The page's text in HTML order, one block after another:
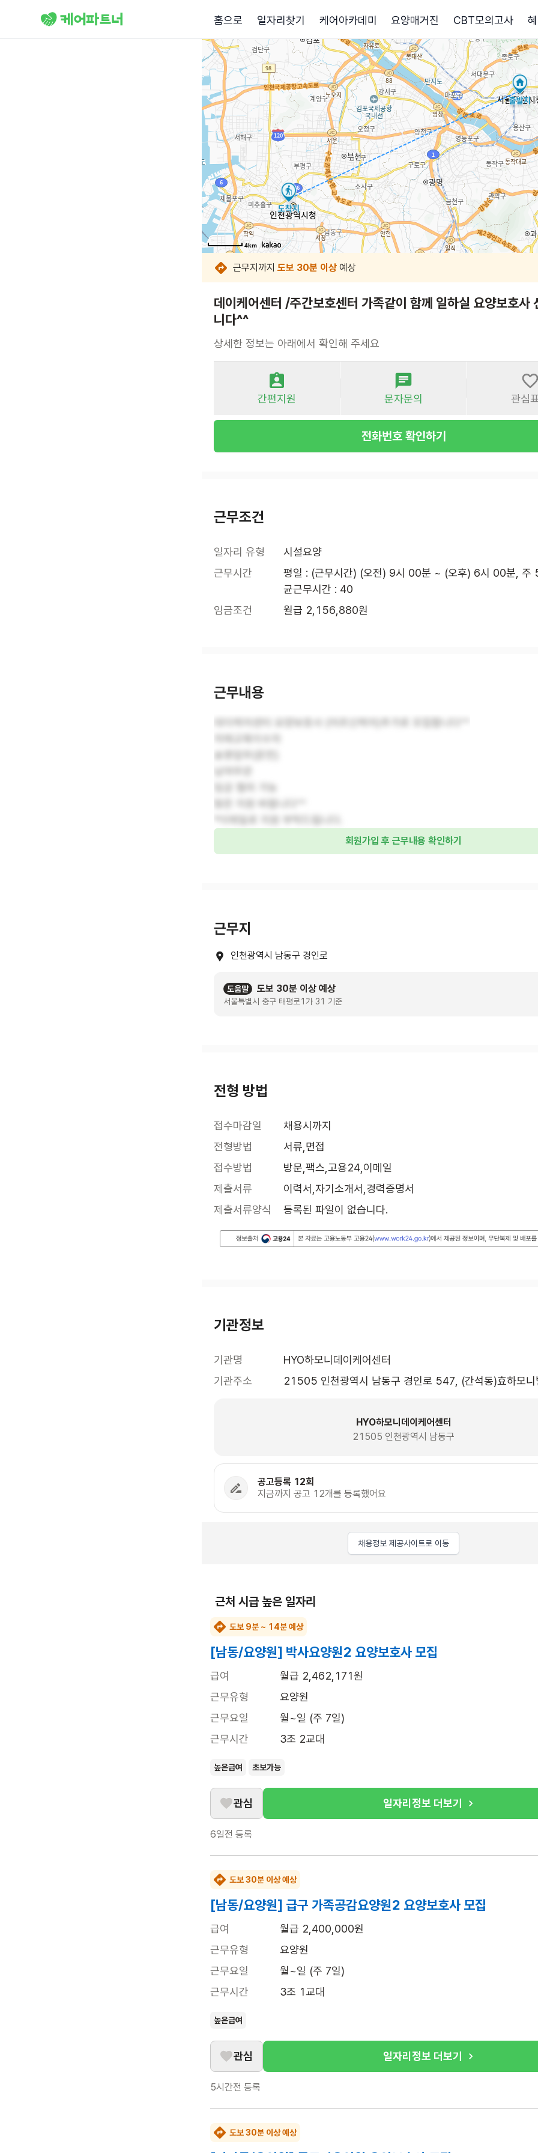
홈으로 일자리찾기 케어아카데미 요양매거진 CBT모의고사
4km
4km
4km
4km
4km
4km
4km
4km
근무지까지 도보 30분 이상 예상
데이케어센터 /주간보호센터 가족같이 함께 일하실 요양보호사
니다^^
상세한 정보는 아래에서 확인해 주세요
간편지원 문자문의 관심
전화번호 확인하기
근무조건
일자리 유형
시설요양
근무시간
평일 : (근무시간) (오전) 9시 00분 ~ (오후) 6시 00분, 주
균근무시간 : 40
임금조건
월급 2,156,880원
근무내용
송영업무(운전)
회원가입 후 근무내용 확인하기
근무지
인천광역시 남동구 경인로
도움말 도보 30분 이상 예상
서울특별시 중구 태평로1가 31 기준
전형 방법
접수마감일
채용시까지
전형방법
서류,면접
접수방법
방문,팩스,고용24,이메일
제출서류
이력서,자기소개서,경력증명서
제출서류양식
등록된 파일이 없습니다.
기관정보
기관명
HYO하모니데이케어센터
기관주소
21505 인천광역시 남동구 경인로 547, (간석동)효하모니
HYO하모니데이케어센터
21505 인천광역시 남동구
공고등록 12회
지금까지 공고 12개를 등록했어요
채용정보 제공사이트로 이동
근처 시급 높은 일자리
도보 9분 ~ 14분 예상
[남동/요양원] 박사요양원2 요양보호사 모집
급여
월급 2,462,171원
근무유형
요양원
근무요일
월~일 (주 7일)
근무시간
3조 2교대
높은급여 초보가능
관심 일자리정보 더보기
6일전 등록
도보 30분 이상 예상
[남동/요양원] 급구 가족공감요양원2 요양보호사 모집
급여
월급 2,400,000원
근무유형
요양원
근무요일
월~일 (주 7일)
근무시간
3조 1교대
높은급여
관심 일자리정보 더보기
5시간전 등록
도보 30분 이상 예상